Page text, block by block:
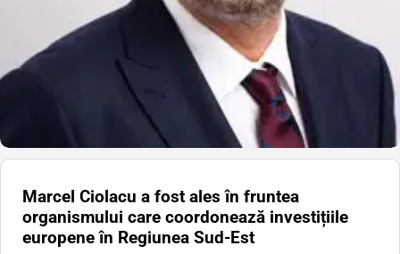
Marcel Ciolacu a fost ales în fruntea
organismului care coordonează investițiile
europene în Regiunea Sud-Est